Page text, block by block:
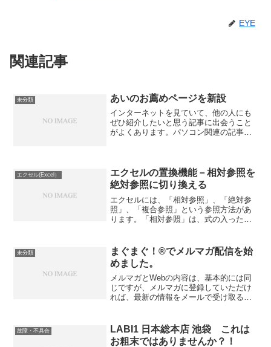
EYE
関連記事
未分類 あいのお薦めページを新設
インターネットを見ていて、他の人にも
ぜひ紹介したいと思う記事に出会うこと
がよくあります。パソコン関連の記事の
で、私のオリジナルの黙秘録...
エクセル(Excel）
エクセルの置換機能－相対参照を
絶対参照に切り換える
エクセルには、「相対参照」、「絶対参
照」、「複合参照」という参照方法があ
ります。「相対参照」は、式の入ったセ
対参照」は、参照元が固定で、セルをコ
ピー＆ペーストしても変わ...
未分類
まぐまぐ！®でメルマガ配信を始
めました。
メルマガとWebの内容は、基本的には同
じですが、メルマガに登録していただけ
れば、最新の情報をメールで受け取るこ
ることができません。もし画像付きで詳
しく見たい場合には、W...
故障・不具合
LABI1 日本総本店 池袋 これは
お粗末ではありませんか？！